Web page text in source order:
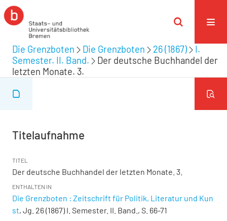
Die Grenzboten Die Grenzboten 26 (1867)
I.
Semester. II. Band.
Der deutsche Buchhandel der
letzten Monate. 3.
Titelaufnahme
TITEL
Der deutsche Buchhandel der letzten Monate. 3.
ENTHALTEN IN
Die Grenzboten : Zeitschrift für Politik, Literatur und Kun
st, Jg. 26 (1867) I. Semester. II. Band., S. 66-71